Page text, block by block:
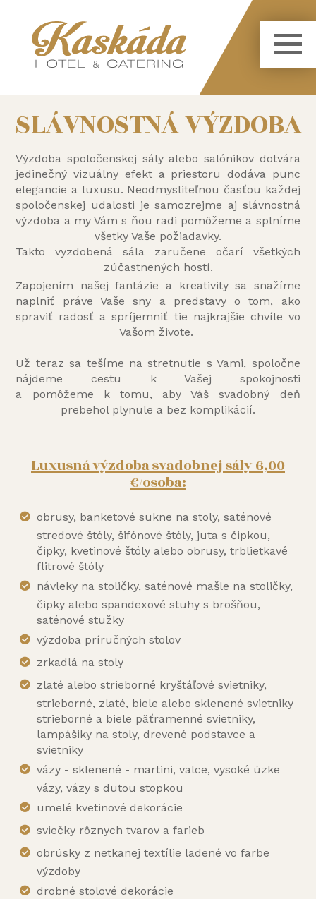
SLÁVNOSTNÁ VÝZDOBA
Výzdoba spoločenskej sály alebo salónikov dotvára
jedinečný vizuálny efekt a priestoru dodáva punc
elegancie a luxusu. Neodmysliteľnou časťou každej
spoločenskej udalosti je samozrejme aj slávnostná
výzdoba a my Vám s ňou radi pomôžeme a splníme
všetky Vaše požiadavky.
Takto vyzdobená sála zaručene očarí všetkých
zúčastnených hostí.
Zapojením našej fantázie a kreativity sa snažíme
naplniť práve Vaše sny a predstavy o tom, ako
spraviť radosť a spríjemniť tie najkrajšie chvíle vo
Vašom živote.
Už teraz sa tešíme na stretnutie s Vami, spoločne
nájdeme cestu k Vašej spokojnosti
a pomôžeme k tomu, aby Váš svadobný deň
prebehol plynule a bez komplikácií.
Luxusná výzdoba svadobnej sály 6,00
€/osoba:
obrusy, banketové sukne na stoly, saténové
stredové štóly, šifónové štóly, juta s čipkou,
čipky, kvetinové štóly alebo obrusy, trblietkavé
flitrové štóly
návleky na stoličky, saténové mašle na stoličky,
čipky alebo spandexové stuhy s brošňou,
saténové stužky
výzdoba príručných stolov
zrkadlá na stoly
zlaté alebo strieborné kryštáľové svietniky,
strieborné, zlaté, biele alebo sklenené svietniky
strieborné a biele päťramenné svietniky,
lampášiky na stoly, drevené podstavce a
svietniky
vázy - sklenené - martini, valce, vysoké úzke
vázy, vázy s dutou stopkou
umelé kvetinové dekorácie
sviečky rôznych tvarov a farieb
obrúsky z netkanej textílie ladené vo farbe
výzdoby
drobné stolové dekorácie